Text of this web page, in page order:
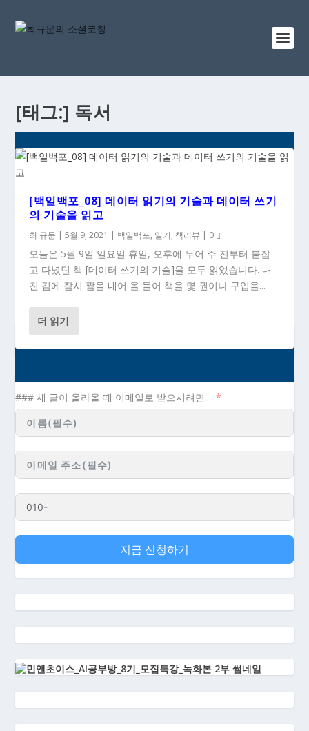
[태그:] 독서
[백일백포_10] 카피라이팅 공부(1)- 좋은 카피를
쓰고 싶은 분들께 추천하는 책 7권...
[백일백포_08] 데이터 읽기의 기술과 데이터 쓰기
의 기술을 읽고
최 규문 |5월 9, 2021 | 백일백포, 일기, 책리뷰 | 0
오늘은 5월 9일 일요일 휴일, 오후에 두어 주 전부터 붙잡
고 다녔던 책 [데이터 쓰기의 기술]을 모두 읽었습니다. 내
친 김에 잠시 짬을 내어 올 들어 책을 몇 권이나 구입을...
더 읽기
### 새 글이 올라올 때 이메일로 받으시려면...
지금 신청하기